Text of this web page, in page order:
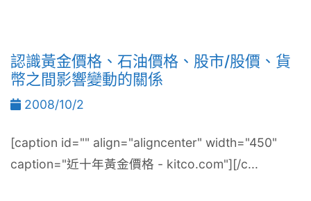
認識黃金價格、石油價格、股市/股價、貨
幣之間影響變動的關係
2008/10/2
[caption id="" align="aligncenter" width="450"
caption="近十年黃金價格 - kitco.com"][/c...